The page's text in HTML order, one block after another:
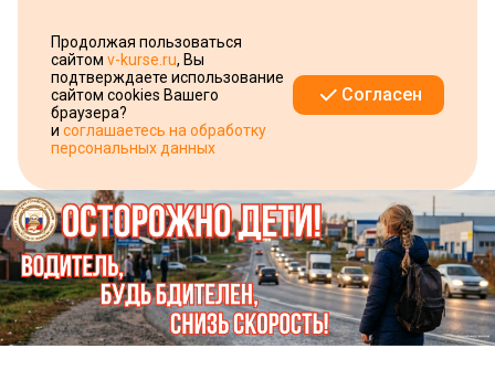
Продолжая пользоваться
сайтом v-kurse.ru, Вы
подтверждаете использование
сайтом cookies Вашего
браузера?
и соглашаетесь на обработку
персональных данных
Согласен